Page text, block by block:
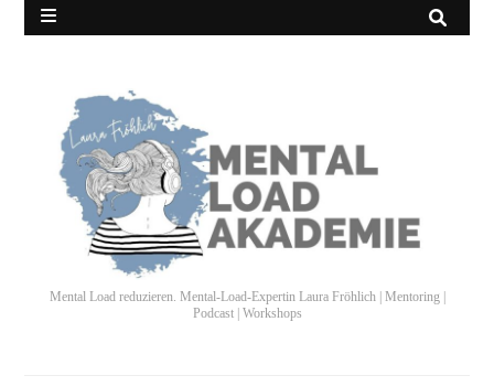
Mental Load reduzieren. Mental-Load-Expertin Laura Fröhlich | Mentoring |
Podcast | Workshops